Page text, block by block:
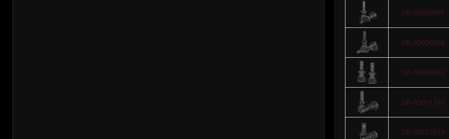
DR-00000991
DR-00000984
DR-00000983
DR-00001310
DR-00023819